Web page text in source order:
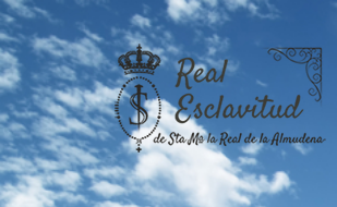
Skip
to
navigation
Skip
to
content